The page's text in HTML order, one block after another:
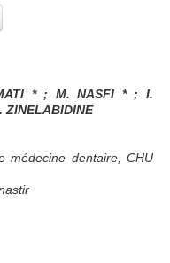
* ; M. NASFI * ; I.
ZINELABIDINE
médecine dentaire, CHU